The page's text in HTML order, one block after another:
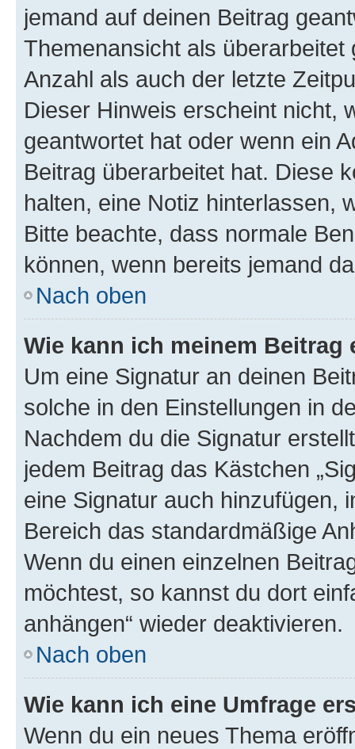
jemand auf deinen Beitrag
Themenansicht als
Anzahl als auch der letzte
Dieser Hinweis erscheint nicht,
geantwortet hat oder wenn ein
Beitrag überarbeitet hat. Diese
halten, eine Notiz hinterlassen,
Bitte beachte, dass normale
können, wenn bereits jemand
Nach oben
Wie kann ich meinem
Um eine Signatur an deinen
solche in den Einstellungen in
Nachdem du die Signatur
jedem Beitrag das Kästchen
eine Signatur auch hinzufügen,
Bereich das standardmäßige
Wenn du einen einzelnen
möchtest, so kannst du dort
anhängen“ wieder deaktivieren.
Nach oben
Wie kann ich eine Umfrage
Wenn du ein neues Thema